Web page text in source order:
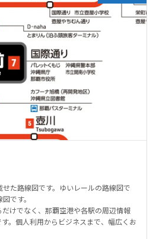
た路線図です。ゆいレールの路線図で
です。
けでなく、那覇空港や各駅の周辺情報
。個人利用からビジネスまで、幅広くお